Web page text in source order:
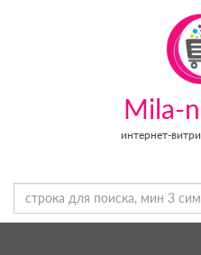
Mila-
интернет-